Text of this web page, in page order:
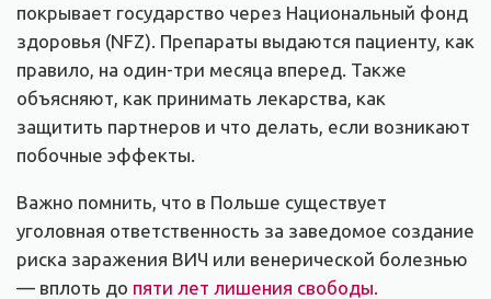
покрывает государство через Национальный фонд
здоровья (NFZ). Препараты выдаются пациенту, как
правило, на один-три месяца вперед. Также
объясняют, как принимать лекарства, как
защитить партнеров и что делать, если возникают
побочные эффекты.
Важно помнить, что в Польше существует
уголовная ответственность за заведомое создание
риска заражения ВИЧ или венерической болезнью
— вплоть до пяти лет лишения свободы.